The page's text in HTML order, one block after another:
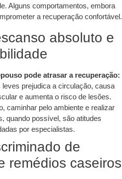
Alguns comportamentos, embora
a recuperação confortável.
absoluto e
pode atrasar a recuperação:
prejudica a circulação, causa
e aumenta o risco de lesões.
caminhar pelo ambiente e realizar
quando possível, são atitudes
por especialistas.
de
remédios caseiros